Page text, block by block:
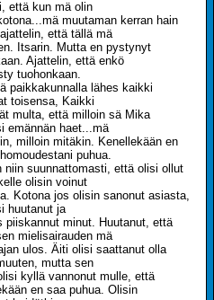
että kun mä olin
muutaman kerran hain
että tällä mä
Itsarin. Mutta en pystynyt
Ajattelin, että enkö
tuohonkaan.
paikkakunnalla lähes kaikki
toisensa, Kaikki
multa, että milloin sä Mika
emännän haet...mä
milloin mitäkin. Kenellekään en
puhua.
niin suunnattomasti, että olisi ollut
olisin voinut
Kotona jos olisin sanonut asiasta,
huutanut ja
piiskannut minut. Huutanut, että
mielisairauden mä
ulos. Äiti olisi saattanut olla
mutta sen
kyllä vannonut mulle, että
en saa puhua. Olisin